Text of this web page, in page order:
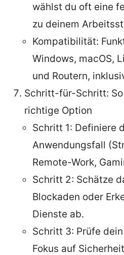
wählst du oft eine
zu deinem
Kompatibilität:
Windows, macOS,
und Routern,
Schritt-für-Schritt:
richtige Option
Schritt 1: Definiere
Anwendungsfall
Remote-Work,
Schritt 2: Schätze
Blockaden oder
Dienste ab.
Schritt 3: Prüfe
Fokus auf